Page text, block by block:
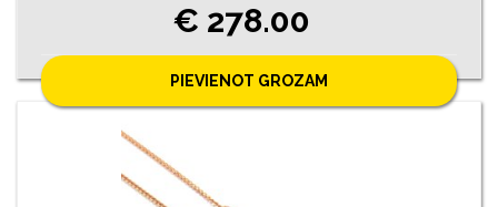
€ 278.00
PIEVIENOT GROZAM